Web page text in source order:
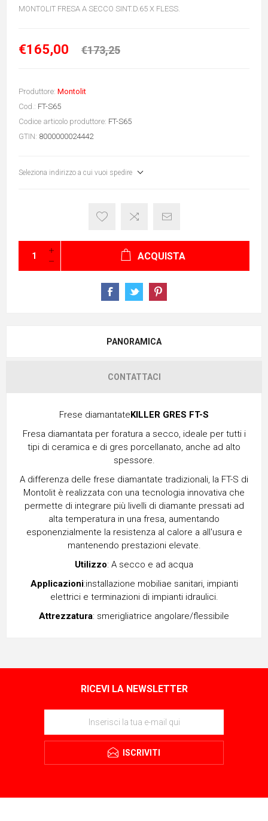
MONTOLIT FRESA A SECCO SINT.D.65 X FLESS.
€165,00 €173,25
Produttore: Montolit
Cod.: FT-S65
Codice articolo produttore: FT-S65
GTIN: 8000000024442
Seleziona indirizzo a cui vuoi spedire
ACQUISTA
PANORAMICA
CONTATTACI
Frese diamantate KILLER GRES FT-S
Fresa diamantata per foratura a secco, ideale per tutti i
tipi di ceramica e di gres porcellanato, anche ad alto
spessore.
A differenza delle frese diamantate tradizionali, la FT-S di
Montolit è realizzata con una tecnologia innovativa che
permette di integrare più livelli di diamante pressati ad
alta temperatura in una fresa, aumentando
esponenzialmente la resistenza al calore a all'usura e
mantenendo prestazioni elevate.
Utilizzo: A secco e ad acqua
Applicazioni:installazione mobiliae sanitari, impianti
elettrici e terminazioni di impianti idraulici.
Attrezzatura: smerigliatrice angolare/flessibile
RICEVI LA NEWSLETTER
ISCRIVITI